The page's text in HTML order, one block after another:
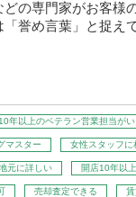
どの専門家がお客様
「誉め言葉」と捉え
年以上のベテラン営業担当が
マスター 女性スタッフに
元に詳しい 開店10年以上
売却査定できる